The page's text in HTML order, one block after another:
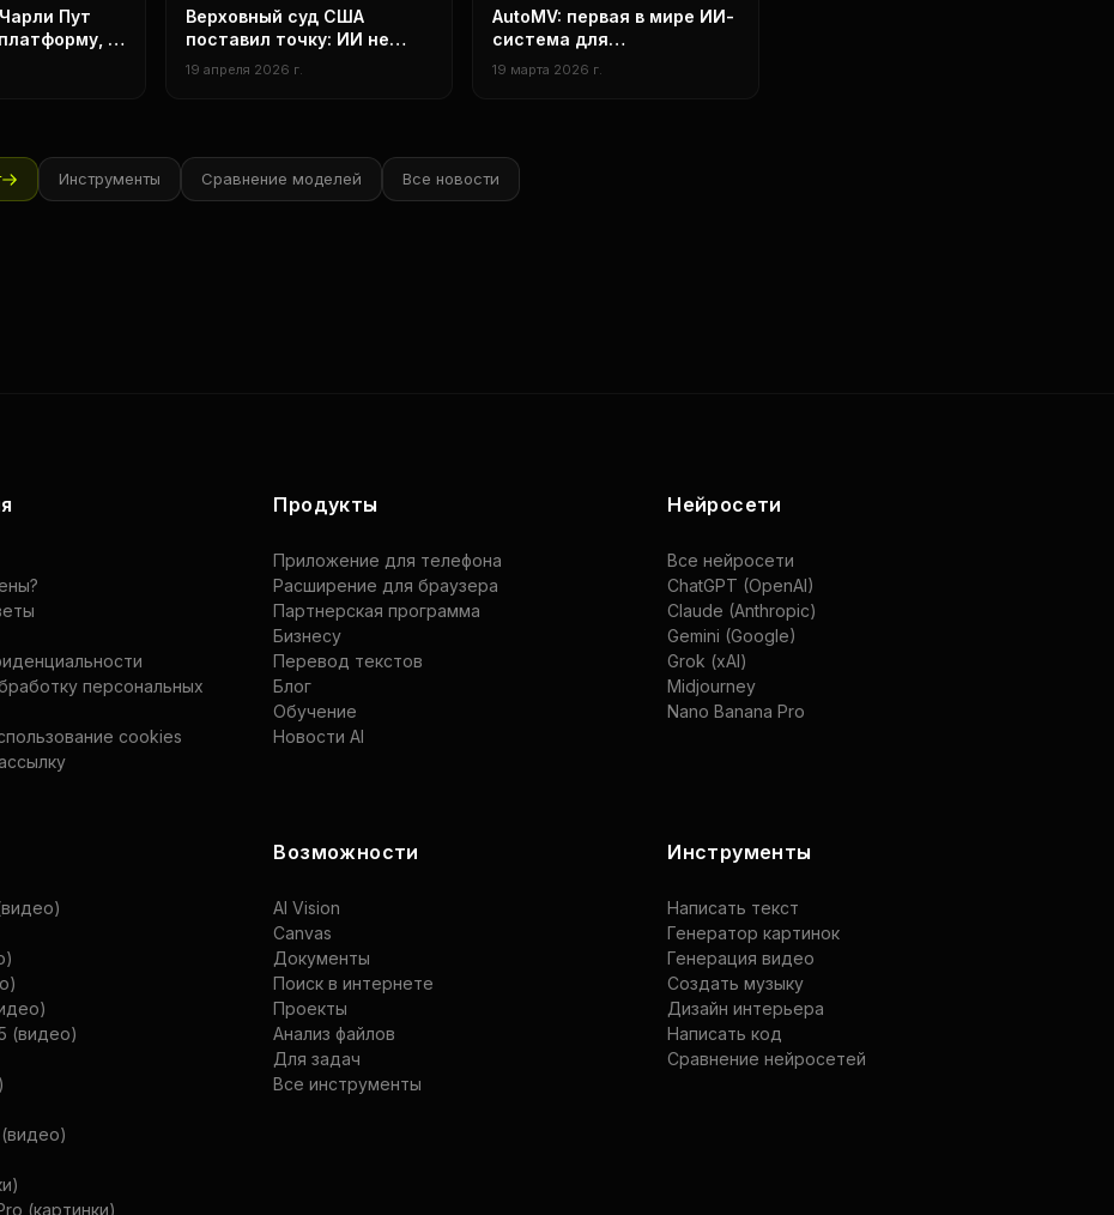
Пут
а
новые
нейросети
Верховный суд США
поставил точку: ИИ не
может быть автором и
19 апреля 2026 г.
генерация
AutoMV: первая в мире ИИ-
система для
автоматического
19 марта 2026 г.
Инструменты Сравнение моделей Все новости
персональных
cookies
Продукты
Приложение для телефона
Расширение для браузера
Партнерская программа
Бизнесу
Перевод текстов
Блог
Обучение
Новости AI
Нейросети
Все нейросети
ChatGPT (OpenAI)
Claude (Anthropic)
Gemini (Google)
Grok (xAI)
Midjourney
Nano Banana Pro
(видео)
(картинки)
Возможности
AI Vision
Canvas
Документы
Поиск в интернете
Проекты
Анализ файлов
Для задач
Все инструменты
Инструменты
Написать текст
Генератор картинок
Генерация видео
Создать музыку
Дизайн интерьера
Написать код
Сравнение нейросетей